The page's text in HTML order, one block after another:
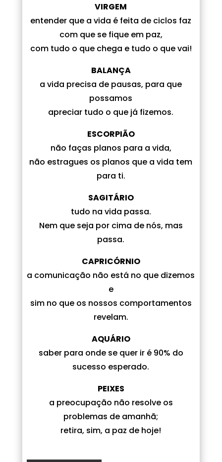
VIRGEM
entender que a vida é feita de ciclos faz
com que se fique em paz,
com tudo o que chega e tudo o que vai!
BALANÇA
a vida precisa de pausas, para que
possamos
apreciar tudo o que já fizemos.
ESCORPIÃO
não faças planos para a vida,
não estragues os planos que a vida tem
para ti.
SAGITÁRIO
tudo na vida passa.
Nem que seja por cima de nós, mas
passa.
CAPRICÓRNIO
a comunicação não está no que dizemos
e
sim no que os nossos comportamentos
revelam.
AQUÁRIO
saber para onde se quer ir é 90% do
sucesso esperado.
PEIXES
a preocupação não resolve os
problemas de amanhã;
retira, sim, a paz de hoje!